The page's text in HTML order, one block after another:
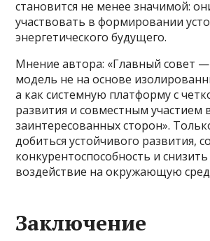
становится не менее значимой:
участвовать в формировании
энергетического будущего.
Мнение автора: «Главный совет
модель не на основе
а как системную платформу с
развития и совместным участием
заинтересованных сторон».
добиться устойчивого развития,
конкурентоспособность и
воздействие на окружающую
Заключение